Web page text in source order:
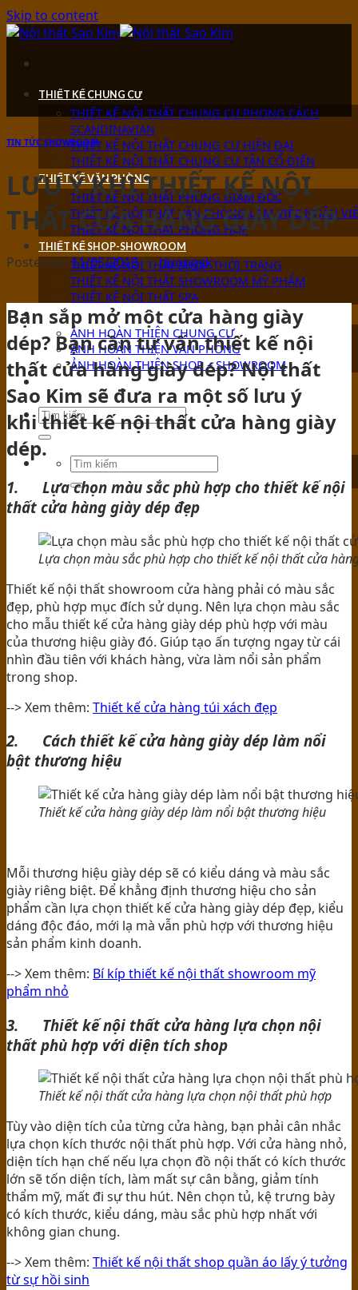
Skip to content
THIẾT KẾ CHUNG CƯ
THIẾT KẾ NỘI THẤT CHUNG CƯ PHONG CÁCH
SCANDINAVIAN
THIẾT KẾ NỘI THẤT CHUNG CƯ HIỆN ĐẠI
THIẾT KẾ NỘI THẤT CHUNG CƯ TÂN CỔ ĐIỂN
THIẾT KẾ VĂN PHÒNG
THIẾT KẾ NỘI THẤT PHÒNG GIÁM ĐỐC
THIẾT KẾ NỘI THẤT VĂN PHÒNG LÀM VIỆC NHÂN
THIẾT KẾ NỘI THẤT PHÒNG HỌP
THIẾT KẾ SHOP-SHOWROOM
THIẾT KẾ NỘI THẤT SHOP THỜI TRANG
THIẾT KẾ NỘI THẤT SHOWROOM MỸ PHẨM
THIẾT KẾ NỘI THẤT SPA
ẢNH HOÀN THIỆN
ẢNH HOÀN THIỆN CHUNG CƯ
ẢNH HOÀN THIỆN VĂN PHÒNG
ẢNH HOÀN THIỆN SHOP – SHOWROOM
TIN TỨC SHOWROOM
LƯU Ý KHI THIẾT KẾ NỘI
THẤT CỬA HÀNG GIÀY DÉP
Posted on11/05/2019byhuongsk
Bạn sắp mở một cửa hàng giày
dép? Bạn cần tư vấn thiết kế nội
thất cửa hàng giày dép? Nội thất
Sao Kim sẽ đưa ra một số lưu ý
khi thiết kế nội thất cửa hàng giày
dép.
1. Lựa chọn màu sắc phù hợp cho thiết kế nội
thất cửa hàng giày dép đẹp
Lựa chọn màu sắc phù hợp cho thiết kế nội thất cửa
Thiết kế nội thất showroom cửa hàng phải có màu sắc
đẹp, phù hợp mục đích sử dụng. Nên lựa chọn màu sắc
cho mẫu thiết kế cửa hàng giày dép phù hợp với màu
của thương hiệu giày đó. Giúp tạo ấn tượng ngay từ cái
nhìn đầu tiên với khách hàng, vừa làm nổi sản phẩm
trong shop.
--> Xem thêm: Thiết kế cửa hàng túi xách đẹp
2. Cách thiết kế cửa hàng giày dép làm nổi
bật thương hiệu
Thiết kế cửa hàng giày dép làm nổi bật thương hiệu
Mỗi thương hiệu giày dép sẽ có kiểu dáng và màu sắc
giày riêng biệt. Để khẳng định thương hiệu cho sản
phẩm cần lựa chọn thiết kế cửa hàng giày dép đẹp, kiểu
dáng độc đáo, mới lạ mà vẫn phù hợp với thương hiệu
sản phẩm kinh doanh.
--> Xem thêm: Bí kíp thiết kế nội thất showroom mỹ
phẩm nhỏ
3. Thiết kế nội thất cửa hàng lựa chọn nội
thất phù hợp với diện tích shop
Thiết kế nội thất cửa hàng lựa chọn nội thất phù hợp
Tùy vào diện tích của từng cửa hàng, bạn phải cân nhắc
lựa chọn kích thước nội thất phù hợp. Với cửa hàng nhỏ,
diện tích hạn chế nếu lựa chọn đồ nội thất có kích thước
lớn sẽ tốn diện tích, làm mất sự cân bằng, giảm tính
thẩm mỹ, mất đi sự thu hút. Nên chọn tủ, kệ trưng bày
có kích thước, kiểu dáng, màu sắc phù hợp nhất với
không gian chung.
--> Xem thêm: Thiết kế nội thất shop quần áo lấy ý tưởng
từ sự hồi sinh